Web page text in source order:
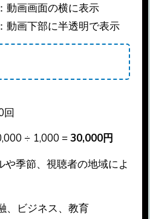
：動画画面の横に表示
：動画下部に半透明で表示
回
÷ 1,000 =30,000円
や季節、視聴者の地域によ
、ビジネス、教育